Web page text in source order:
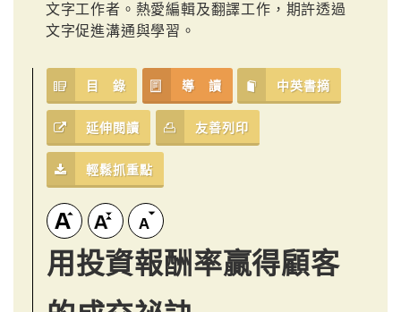
文字工作者。熱愛編輯及翻譯工作，期許透過
文字促進溝通與學習。
目 錄 導 讀 中英書摘
延伸閱讀 友善列印
輕鬆抓重點
用投資報酬率贏得顧客